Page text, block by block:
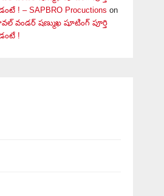
! – SAPBRO Procuctions on
వండ‌ర్ ష‌ణ్ముఖ షూటింగ్ పూర్తి
!